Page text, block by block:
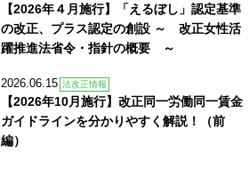
【2026年４月施行】「えるぼし」認定基準
の改正、プラス認定の創設 ～ 改正女性活
躍推進法省令・指針の概要 ～
2026.06.15 法改正情報
【2026年10月施行】改正同一労働同一賃金
ガイドラインを分かりやすく解説！（前
編）